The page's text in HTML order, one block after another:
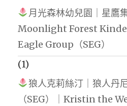
月光森林幼兒園｜星鷹
Moonlight Forest
Eagle Group（SEG）
(1)
狼人克莉絲汀｜狼人丹
（SEG）｜Kristin the